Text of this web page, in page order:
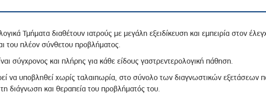
Τμήματα διαθέτουν ιατρούς με μεγάλη εξειδίκευση και εμπειρία στον
του πλέον σύνθετου προβλήματος.
σύγχρονος και πλήρης για κάθε είδους γαστρεντερολογική πάθηση.
να υποβληθεί χωρίς ταλαιπωρία, στο σύνολο των διαγνωστικών εξετάσεων
τη διάγνωση και θεραπεία του προβλήματός του.